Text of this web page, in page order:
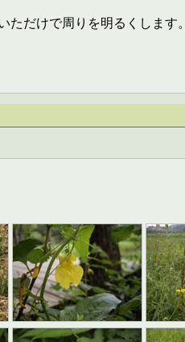
だけで周りを明るくします。